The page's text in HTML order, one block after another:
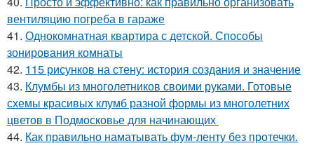
вентиляцию погреба в гараже
41. Однокомнатная квартира с детской. Способы
зонирования комнаты
42. 115 рисунков на стену: история создания и значение
43. Клумбы из многолетников своими руками. Готовые
схемы красивых клумб разной формы из многолетних
цветов в Подмосковье для начинающих
44. Как правильно наматывать фум-ленту без протечки.